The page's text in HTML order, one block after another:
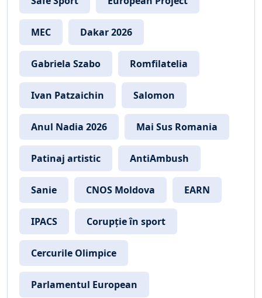
MEC Dakar 2026
Gabriela Szabo Romfilatelia
Ivan Patzaichin Salomon
Anul Nadia 2026 Mai Sus Romania
Patinaj artistic AntiAmbush
Sanie CNOS Moldova EARN
IPACS Corupție în sport
Cercurile Olimpice
Parlamentul European